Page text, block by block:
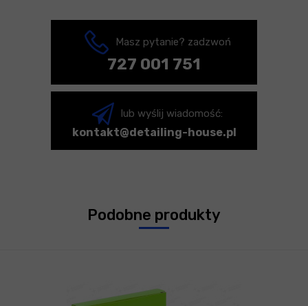
Masz pytanie? zadzwoń
727 001 751
lub wyślij wiadomość:
kontakt@detailing-house.pl
Podobne produkty